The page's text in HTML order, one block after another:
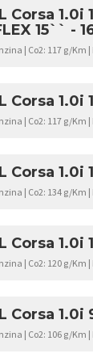
Corsa 1.0i
15`` -
| Co2: 117 g/Km |
Corsa 1.0i
| Co2: 117 g/Km |
Corsa 1.0i
| Co2: 134 g/Km |
Corsa 1.0i
| Co2: 120 g/Km |
Corsa
| Co2: 106 g/Km |